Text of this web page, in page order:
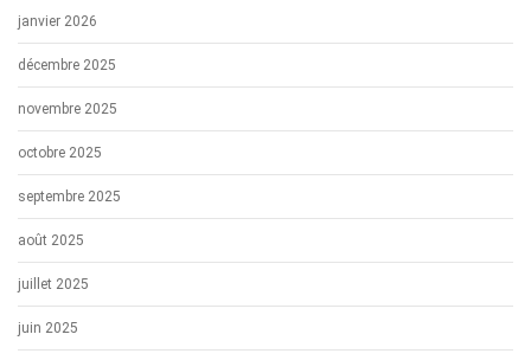
janvier 2026
décembre 2025
novembre 2025
octobre 2025
septembre 2025
août 2025
juillet 2025
juin 2025